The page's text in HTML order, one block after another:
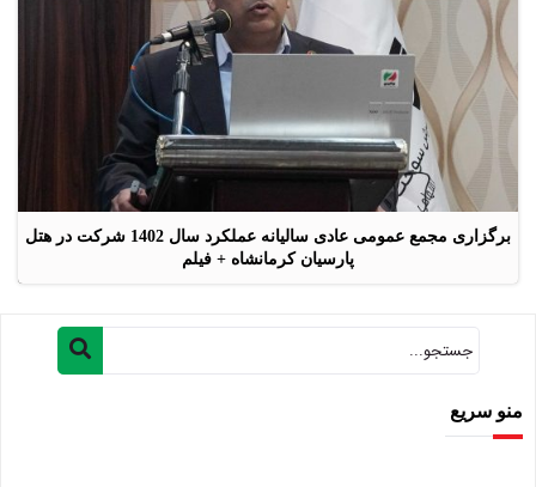
برگزاری مجمع عمومی عادی سالیانه عملکرد سال 1402 شرکت در هتل
پارسیان کرمانشاه + فیلم
منو سریع